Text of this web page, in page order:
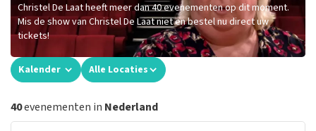
Christel De Laat heeft meer dan 40 evenementen op dit moment.
Mis de show van Christel De Laat niet en bestel nu direct uw
tickets!
Kalender Alle Locaties
40evenementen in Nederland